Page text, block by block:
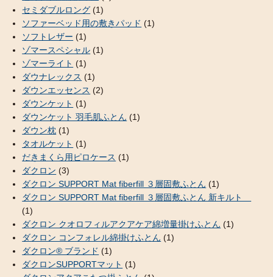
セミダブルロング (1)
ソファーベッド用の敷きパッド (1)
ソフトレザー (1)
ゾマースペシャル (1)
ゾマーライト (1)
ダウナレックス (1)
ダウンエッセンス (2)
ダウンケット (1)
ダウンケット 羽毛肌ふとん (1)
ダウン枕 (1)
タオルケット (1)
だきまくら用ピロケース (1)
ダクロン (3)
ダクロン SUPPORT Mat fiberfill ３層固敷ふとん (1)
ダクロン SUPPORT Mat fiberfill ３層固敷ふとん 新キルト
(1)
ダクロン クオロフィルアクアケア綿増量掛けふとん (1)
ダクロン コンフォレル綿掛けふとん (1)
ダクロン® ブランド (1)
ダクロンSUPPORTマット (1)